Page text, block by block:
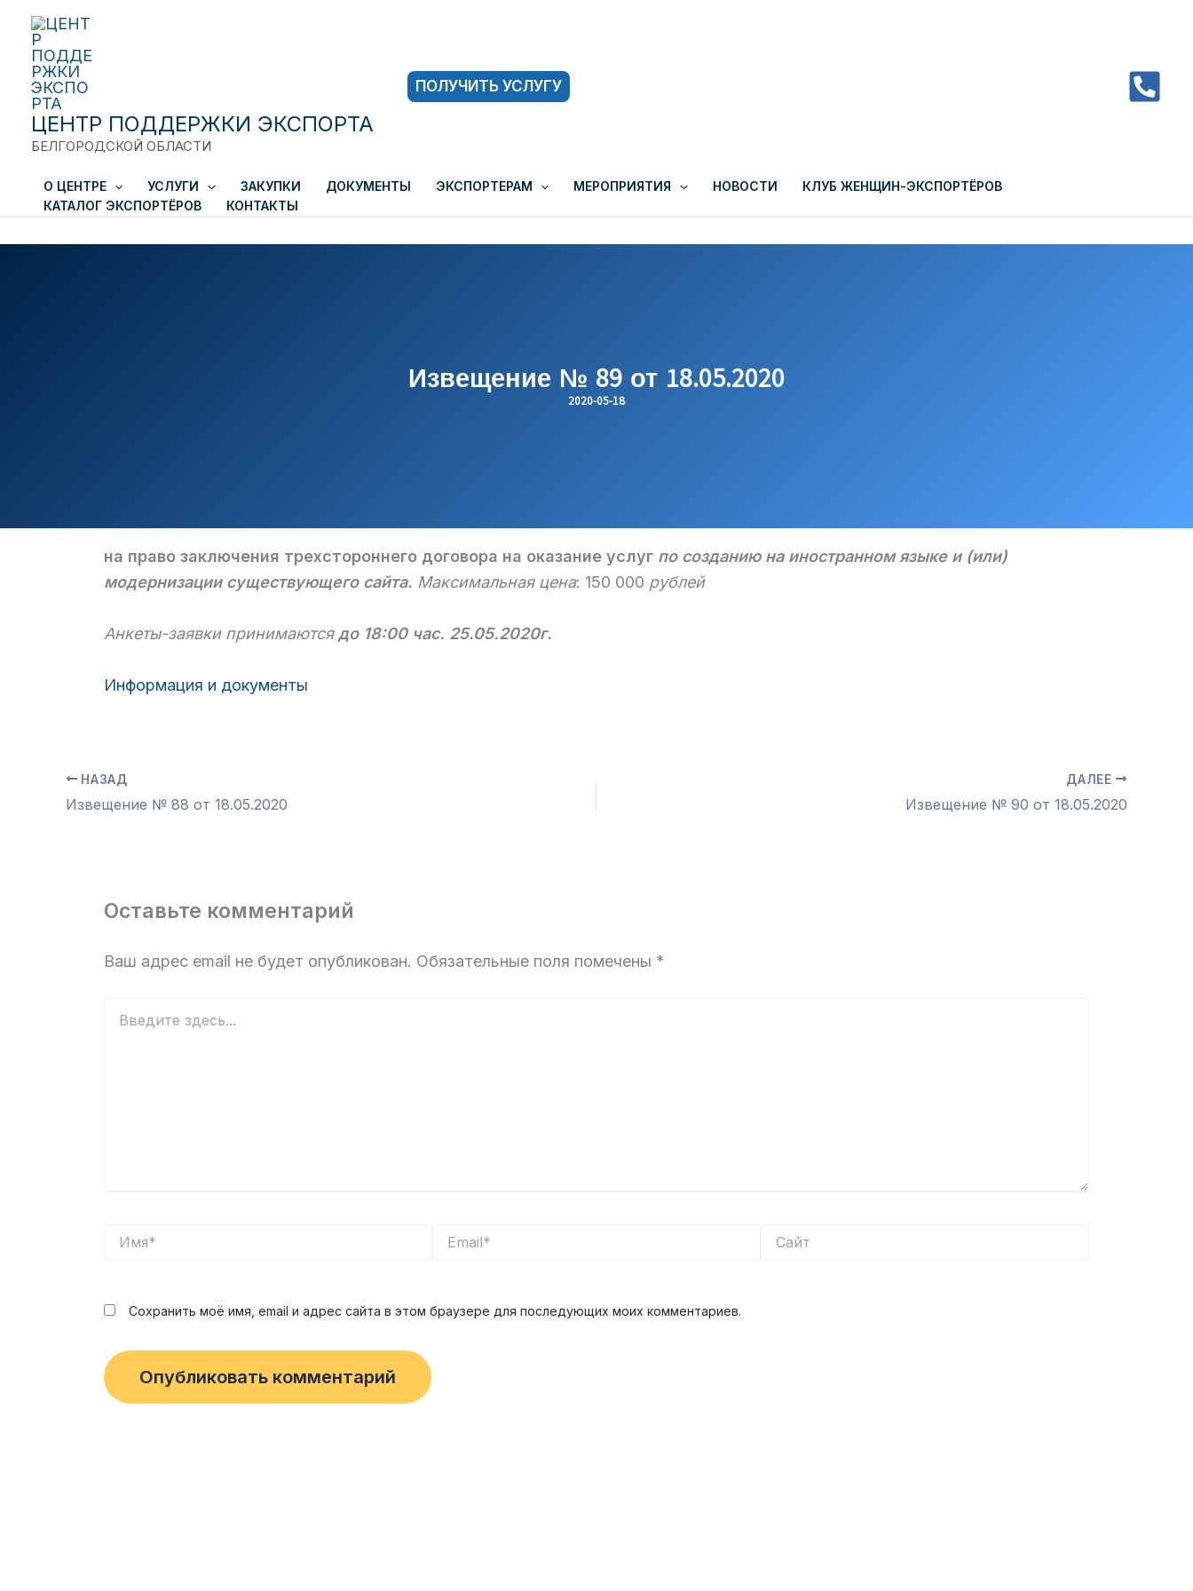
Перейти
содержимому
ЦЕНТР ПОДДЕРЖКИ ЭКСПОРТА
БЕЛГОРОДСКОЙ ОБЛАСТИ
ПОЛУЧИТЬ УСЛУГУ
О ЦЕНТРЕ УСЛУГИ ЗАКУПКИ ДОКУМЕНТЫ ЭКСПОРТЕРАМ МЕРОПРИЯТИЯ НОВОСТИ
КЛУБ ЖЕНЩИН-ЭКСПОРТЁРОВ
КАТАЛОГ ЭКСПОРТЁРОВ
КОНТАКТЫ
Извещение № 89 от 18.05.2020
2020-05-18
на право заключения трехстороннего договора на оказание услуг по созданию на иностранном языке и (или)
модернизации существующего сайта. Максимальная цена: 150 000 рублей
Анкеты-заявки принимаютсядо 18:00 час. 25.05.2020г.
Информация и документы
НАЗАД
Извещение № 88 от 18.05.2020
ДАЛЕЕ
Извещение № 90 от 18.05.2020
Оставьте комментарий
Ваш адрес email не будет опубликован. Обязательные поля помечены *
здесь...
Сохранить моё имя, email и адрес сайта в этом браузере для последующих моих комментариев.